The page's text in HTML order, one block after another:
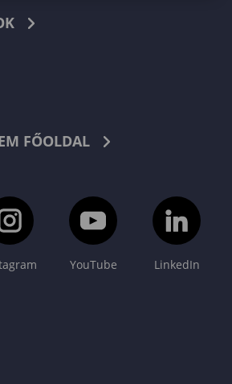
FŐOLDAL
YouTube LinkedIn